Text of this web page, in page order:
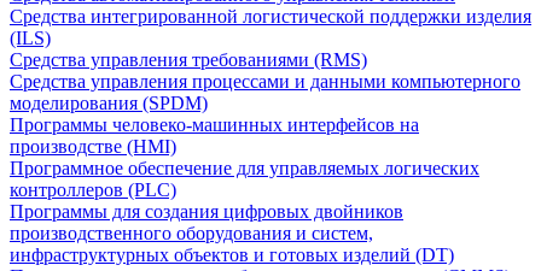
Средства интегрированной логистической поддержки изделия
(ILS)
Средства управления требованиями (RMS)
Средства управления процессами и данными компьютерного
моделирования (SPDM)
Программы человеко-машинных интерфейсов на
производстве (HMI)
Программное обеспечение для управляемых логических
контроллеров (PLC)
Программы для создания цифровых двойников
производственного оборудования и систем,
инфраструктурных объектов и готовых изделий (DT)